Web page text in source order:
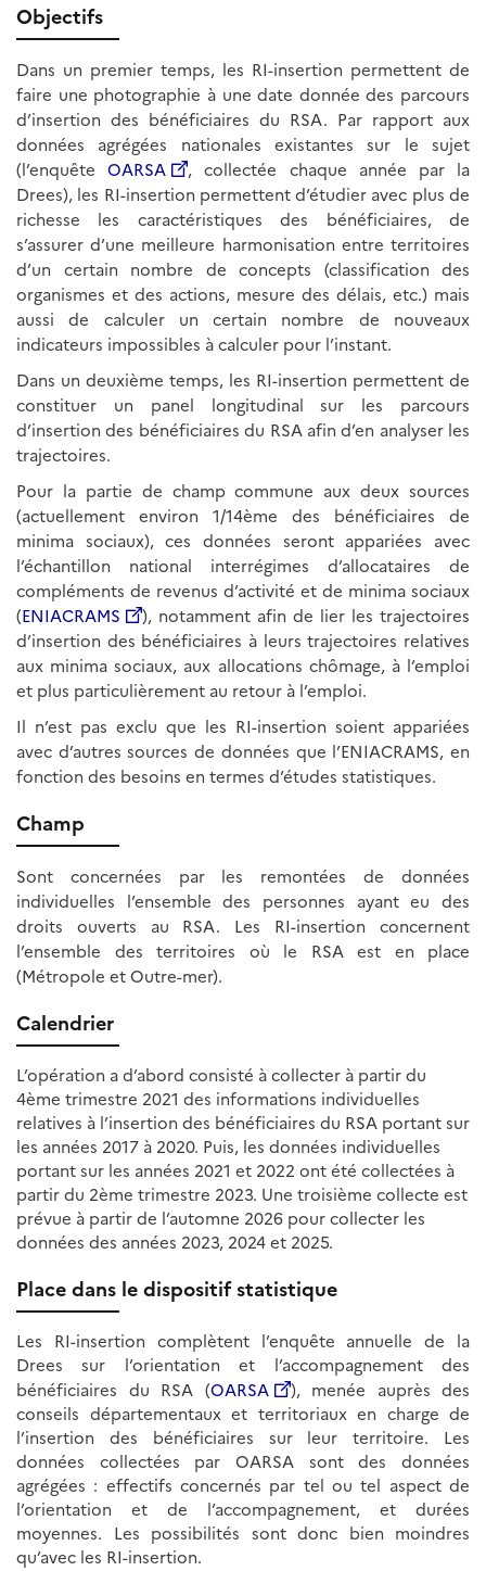
Objectifs
Dans un premier temps, les RI-insertion permettent de
faire une photographie à une date donnée des parcours
d’insertion des bénéficiaires du RSA. Par rapport aux
données agrégées nationales existantes sur le sujet
(l’enquêteOARSA
, collectée chaque année par la
Drees), les RI-insertion permettent d’étudier avec plus de
richesse les caractéristiques des bénéficiaires, de
s’assurer d’une meilleure harmonisation entre territoires
d’un certain nombre de concepts (classification des
organismes et des actions, mesure des délais, etc.) mais
aussi de calculer un certain nombre de nouveaux
indicateurs impossibles à calculer pour l’instant.
Dans un deuxième temps, les RI-insertion permettent de
constituer un panel longitudinal sur les parcours
d’insertion des bénéficiaires du RSA afin d’en analyser les
trajectoires.
Pour la partie de champ commune aux deux sources
(actuellement environ 1/14ème des bénéficiaires de
minima sociaux), ces données seront appariées avec
l’échantillon national interrégimes d’allocataires de
compléments de revenus d’activité et de minima sociaux
(ENIACRAMS
), notamment afin de lier les trajectoires
d’insertion des bénéficiaires à leurs trajectoires relatives
aux minima sociaux, aux allocations chômage, à l’emploi
et plus particulièrement au retour à l’emploi.
Il n’est pas exclu que les RI-insertion soient appariées
avec d’autres sources de données que l’ENIACRAMS, en
fonction des besoins en termes d’études statistiques.
Champ
Sont concernées par les remontées de données
individuelles l’ensemble des personnes ayant eu des
droits ouverts au RSA. Les RI-insertion concernent
l’ensemble des territoires où le RSA est en place
(Métropole et Outre-mer).
Calendrier
L’opération a d’abord consisté à collecter à partir du
4ème trimestre 2021 des informations individuelles
relatives à l’insertion des bénéficiaires du RSA portant sur
les années 2017 à 2020. Puis, les données individuelles
portant sur les années 2021 et 2022 ont été collectées à
partir du 2ème trimestre 2023. Une troisième collecte est
prévue à partir de l’automne 2026 pour collecter les
données des années 2023, 2024 et 2025.
Place dans le dispositif statistique
Les RI-insertion complètent l’enquête annuelle de la
Drees sur l’orientation et l’accompagnement des
bénéficiaires du RSA (OARSA
), menée auprès des
conseils départementaux et territoriaux en charge de
l’insertion des bénéficiaires sur leur territoire. Les
données collectées par OARSA sont des données
agrégées : effectifs concernés par tel ou tel aspect de
l’orientation et de l’accompagnement, et durées
moyennes. Les possibilités sont donc bien moindres
qu’avec les RI-insertion.